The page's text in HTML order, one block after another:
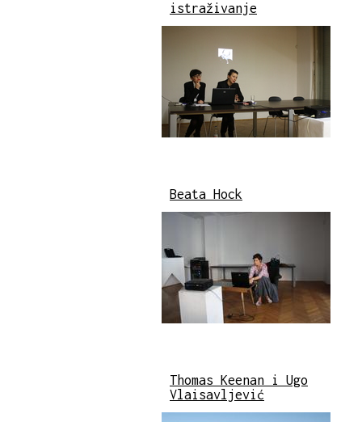
istraživanje
Beata Hock
Thomas Keenan i Ugo
Vlaisavljević